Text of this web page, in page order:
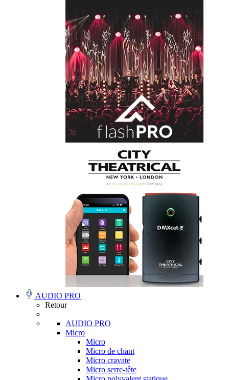
AUDIO PRO
Retour
AUDIO PRO
Micro
Micro
Micro de chant
Micro cravate
Micro serre-tête